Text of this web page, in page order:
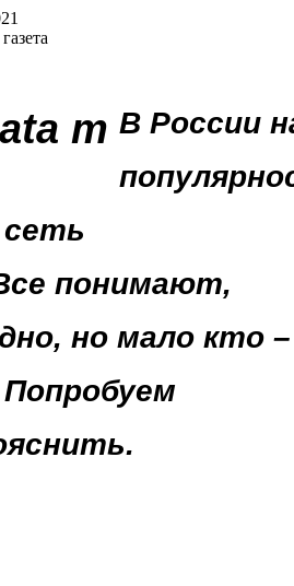
В России
сеть
понимают,
но мало кто –
Попробуем